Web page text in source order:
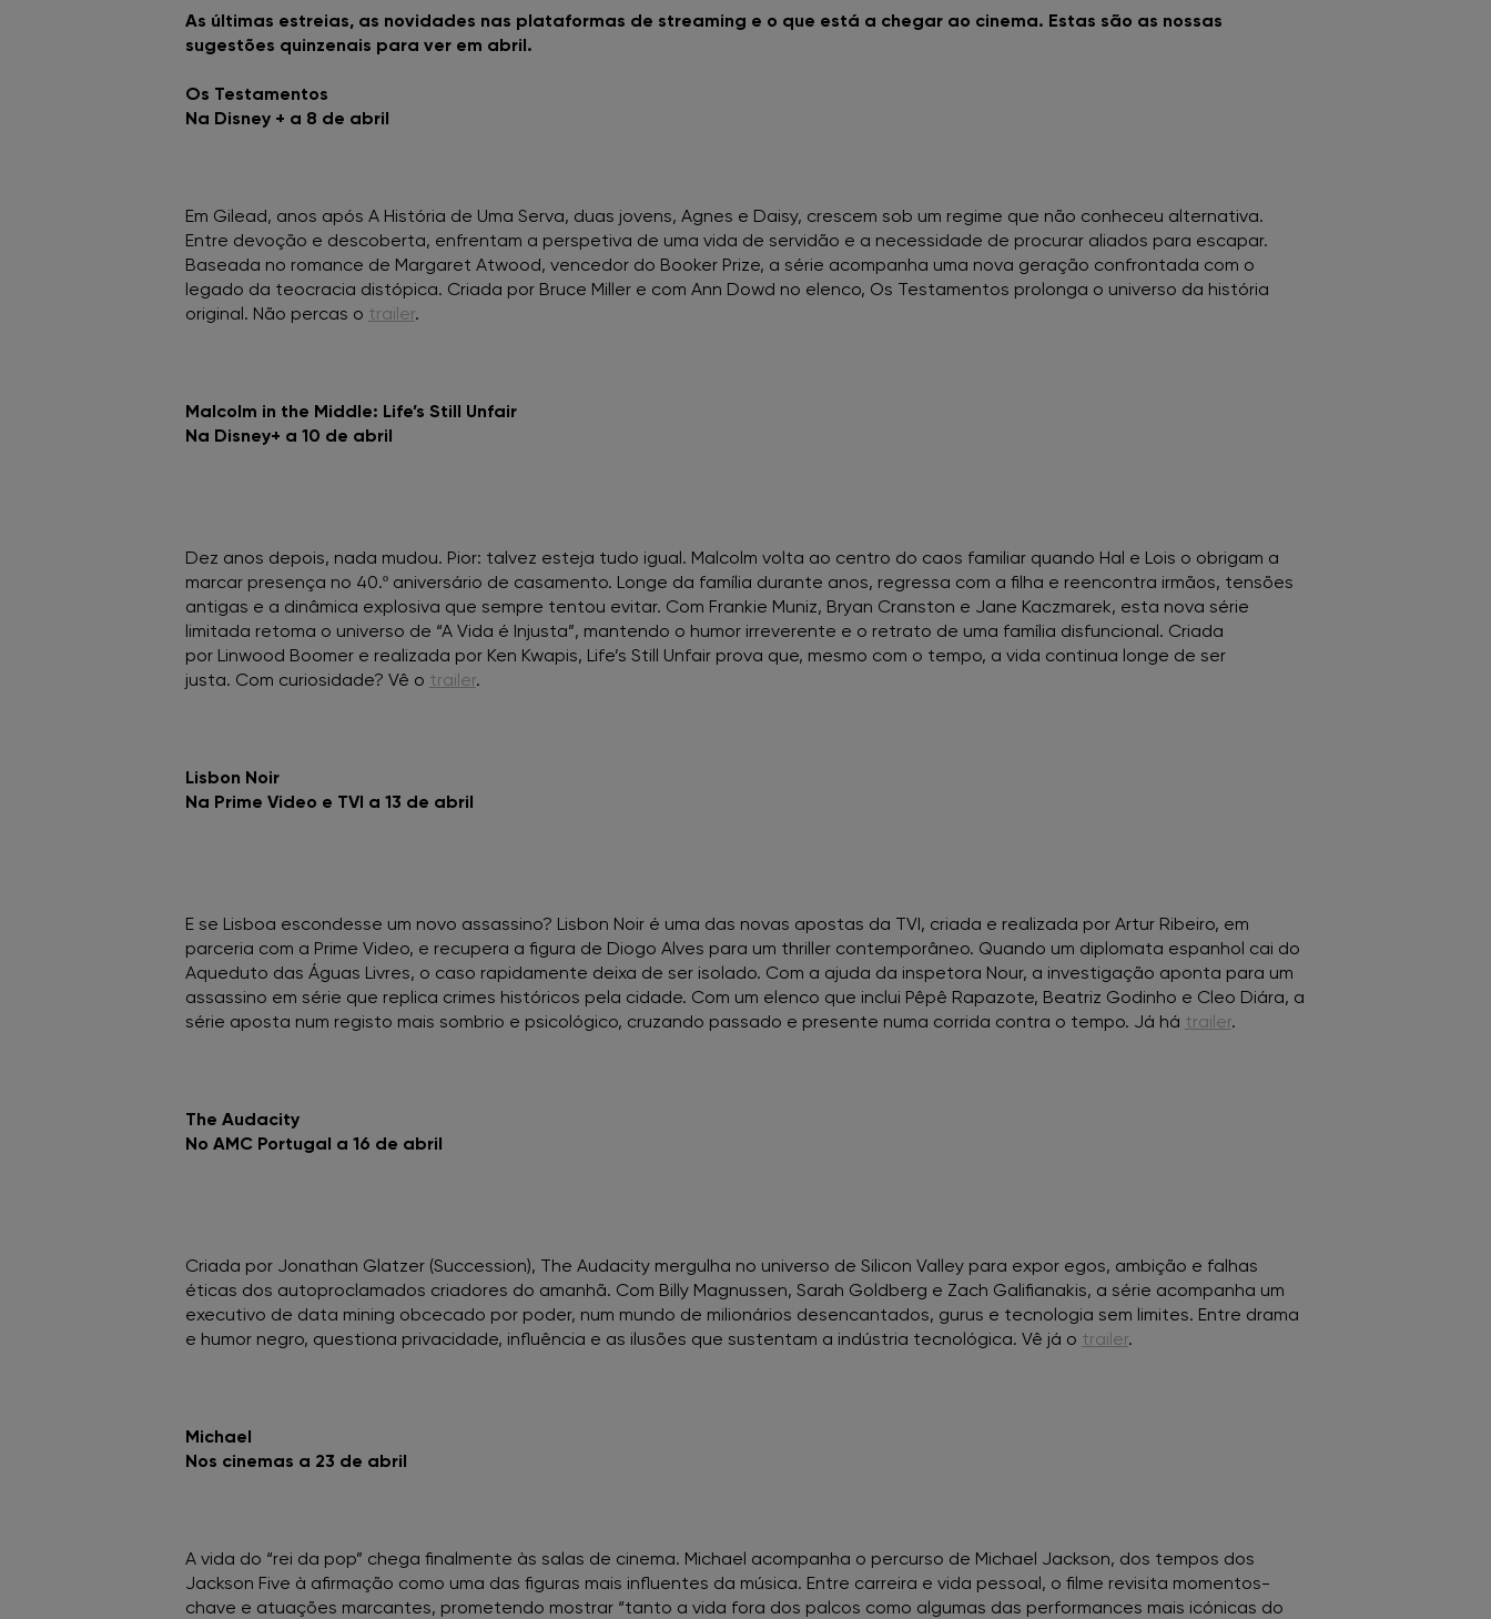
FNAC Castelo Branco
FNAC Chiado
FNAC Gaia
FNAC Guimarães
FNAC Mar Shopping
FNAC Montijo
FNAC Setúbal
FNAC Sintra
FNAC Viana do Castelo
As últimas estreias, as novidades nas plataformas de streaming e o que está a chegar ao cinema. Estas são as nossas
sugestões quinzenais para ver em abril.
Os Testamentos
Na Disney + a 8 de abril
Em Gilead, anos após A História de Uma Serva, duas jovens, Agnes e Daisy, crescem sob um regime que não conheceu alternativa.
Entre devoção e descoberta, enfrentam a perspetiva de uma vida de servidão e a necessidade de procurar aliados para escapar.
Baseada no romance de Margaret Atwood, vencedor do Booker Prize, a série acompanha uma nova geração confrontada com o
legado da teocracia distópica. Criada por Bruce Miller e com Ann Dowd no elenco, Os Testamentos prolonga o universo da história
original. Não percas o trailer.
Malcolm in the Middle: Life’s Still Unfair
Na Disney+ a 10 de abril
Dez anos depois, nada mudou. Pior: talvez esteja tudo igual. Malcolm volta ao centro do caos familiar quando Hal e Lois o obrigam a
marcar presença no 40.º aniversário de casamento. Longe da família durante anos, regressa com a filha e reencontra irmãos, tensões
antigas e a dinâmica explosiva que sempre tentou evitar. Com Frankie Muniz, Bryan Cranston e Jane Kaczmarek, esta nova série
limitada retoma o universo de “A Vida é Injusta”, mantendo o humor irreverente e o retrato de uma família disfuncional. Criada
por Linwood Boomer e realizada por Ken Kwapis, Life’s Still Unfair prova que, mesmo com o tempo, a vida continua longe de ser
justa. Com curiosidade? Vê o trailer.
Lisbon Noir
Na Prime Video e TVI a 13 de abril
E se Lisboa escondesse um novo assassino? Lisbon Noir é uma das novas apostas da TVI, criada e realizada por Artur Ribeiro, em
parceria com a Prime Video, e recupera a figura de Diogo Alves para um thriller contemporâneo. Quando um diplomata espanhol cai do
Aqueduto das Águas Livres, o caso rapidamente deixa de ser isolado. Com a ajuda da inspetora Nour, a investigação aponta para um
assassino em série que replica crimes históricos pela cidade. Com um elenco que inclui Pêpê Rapazote, Beatriz Godinho e Cleo Diára, a
série aposta num registo mais sombrio e psicológico, cruzando passado e presente numa corrida contra o tempo. Já há trailer.
The Audacity
No AMC Portugal a 16 de abril
Criada por Jonathan Glatzer (Succession), The Audacity mergulha no universo de Silicon Valley para expor egos, ambição e falhas
éticas dos autoproclamados criadores do amanhã. Com Billy Magnussen, Sarah Goldberg e Zach Galifianakis, a série acompanha um
executivo de data mining obcecado por poder, num mundo de milionários desencantados, gurus e tecnologia sem limites. Entre drama
e humor negro, questiona privacidade, influência e as ilusões que sustentam a indústria tecnológica. Vê já o trailer.
Michael
Nos cinemas a 23 de abril
A vida do “rei da pop” chega finalmente às salas de cinema. Michael acompanha o percurso de Michael Jackson, dos tempos dos
Jackson Five à afirmação como uma das figuras mais influentes da música. Entre carreira e vida pessoal, o filme revisita momentos-
chave e atuações marcantes, prometendo mostrar “tanto a vida fora dos palcos como algumas das performances mais icónicas do